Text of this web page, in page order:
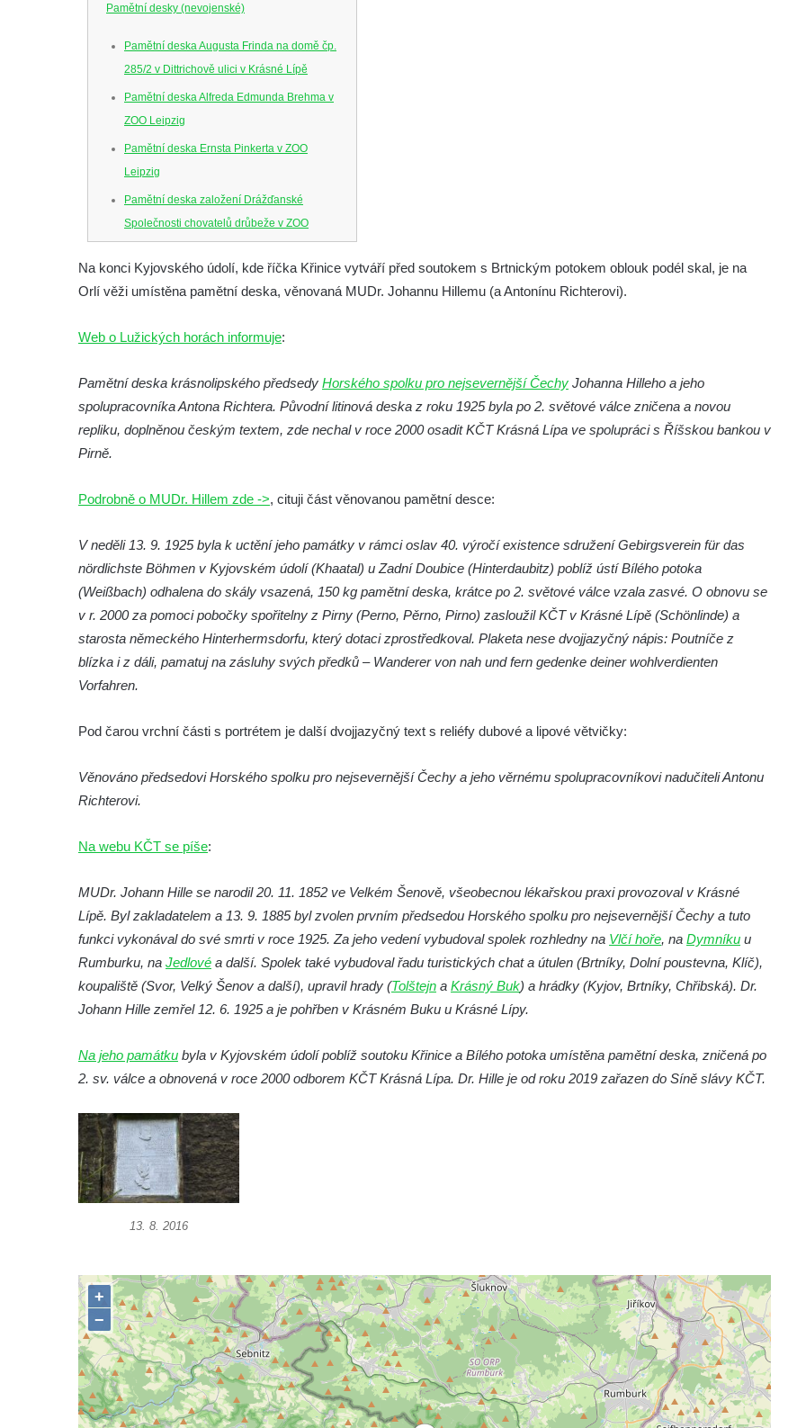
Pamětní desky (nevojenské)
Pamětní deska Augusta Frinda na domě čp.
285/2 v Dittrichově ulici v Krásné Lípě
Pamětní deska Alfreda Edmunda Brehma v
ZOO Leipzig
Pamětní deska Ernsta Pinkerta v ZOO
Leipzig
Pamětní deska založení Drážďanské
Společnosti chovatelů drůbeže v ZOO
Dresden
Pamětní deska Josefa Hory na jeho rodném
domě v Dobříni
hradě Hasištejn
Česká pamětní deska Johanna Wolfganga
von Goethe na hradě Hasištejn
Německá pamětní deska Johanna
Mezné
Seingalt na zámeckém nádvoří v Duchcově
Pamětní deska Ferdinanda Břetislava
Mikovce na domě čp. 181 ve Sloupu v
Čechách
domě čp. 109 v Kalinově ulici v Novém
Pamětní deska Václava Františka
Červeného na domě ve Starodubečské ulici
Pamětní deska Josefa Mühlbergera na
Pamětní deska Jaroslava Třešňáka v
Českobratrské ulici v Teplicích
Pamětní deska Walthera Hensela na vile
Landhaus v ulici Pod Doubravkou v
Teplicích
na domě čp. 72/1 v Lázeňské ulici v
Teplicích
na kašně na Benešově náměstí v Teplicích
Pamětní deska Urnového háje hřbitova
Šumburk nad Desnou v Tanvaldu
Pamětní deska Josefa Schindlera na
základní škole v Desné
Pamětní desky významných rodáků na zdi
kostela svatého Bartoloměje ve Velkém
Šenově
Pamětní deska Johanna Wolfganga Goetha
Na konci Kyjovského údolí, kde říčka Křinice vytváří před soutokem s Brtnickým potokem oblouk podél skal, je na
Orlí věži umístěna pamětní deska, věnovaná MUDr. Johannu Hillemu (a Antonínu Richterovi).
Web o Lužických horách informuje:
Pamětní deska krásnolipského předsedy Horského spolku pro nejsevernější Čechy Johanna Hilleho a jeho
spolupracovníka Antona Richtera. Původní litinová deska z roku 1925 byla po 2. světové válce zničena a novou
repliku, doplněnou českým textem, zde nechal v roce 2000 osadit KČT Krásná Lípa ve spolupráci s Říšskou bankou v
Pirně.
Podrobně o MUDr. Hillem zde ->, cituji část věnovanou pamětní desce:
V neděli 13. 9. 1925 byla k uctění jeho památky v rámci oslav 40. výročí existence sdružení Gebirgsverein für das
nördlichste Böhmen v Kyjovském údolí (Khaatal) u Zadní Doubice (Hinterdaubitz) poblíž ústí Bílého potoka
(Weißbach) odhalena do skály vsazená, 150 kg pamětní deska, krátce po 2. světové válce vzala zasvé. O obnovu se
v r. 2000 za pomoci pobočky spořitelny z Pirny (Perno, Pěrno, Pirno) zasloužil KČT v Krásné Lípě (Schönlinde) a
starosta německého Hinterhermsdorfu, který dotaci zprostředkoval. Plaketa nese dvojjazyčný nápis: Poutníče z
blízka i z dáli, pamatuj na zásluhy svých předků – Wanderer von nah und fern gedenke deiner wohlverdienten
Vorfahren.
Pod čarou vrchní části s portrétem je další dvojjazyčný text s reliéfy dubové a lipové větvičky:
Věnováno předsedovi Horského spolku pro nejsevernější Čechy a jeho věrnému spolupracovníkovi nadučiteli Antonu
Richterovi.
Na webu KČT se píše:
MUDr. Johann Hille se narodil 20. 11. 1852 ve Velkém Šenově, všeobecnou lékařskou praxi provozoval v Krásné
Lípě. Byl zakladatelem a 13. 9. 1885 byl zvolen prvním předsedou Horského spolku pro nejsevernější Čechy a tuto
funkci vykonával do své smrti v roce 1925. Za jeho vedení vybudoval spolek rozhledny na Vlčí hoře, na Dymníku u
Rumburku, na Jedlové a další. Spolek také vybudoval řadu turistických chat a útulen (Brtníky, Dolní poustevna, Klíč),
koupaliště (Svor, Velký Šenov a další), upravil hrady (Tolštejn a Krásný Buk) a hrádky (Kyjov, Brtníky, Chřibská). Dr.
Johann Hille zemřel 12. 6. 1925 a je pohřben v Krásném Buku u Krásné Lípy.
Na jeho památku byla v Kyjovském údolí poblíž soutoku Křinice a Bílého potoka umístěna pamětní deska, zničená po
2. sv. válce a obnovená v roce 2000 odborem KČT Krásná Lípa. Dr. Hille je od roku 2019 zařazen do Síně slávy KČT.
13. 8. 2016